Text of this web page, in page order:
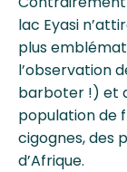
lac Eyasi
plus
l’observation
barboter !) et
population de
cigognes, des
d’Afrique.